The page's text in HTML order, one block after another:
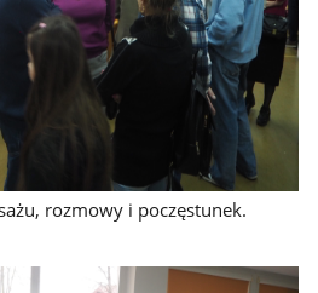
rozmowy i poczęstunek.